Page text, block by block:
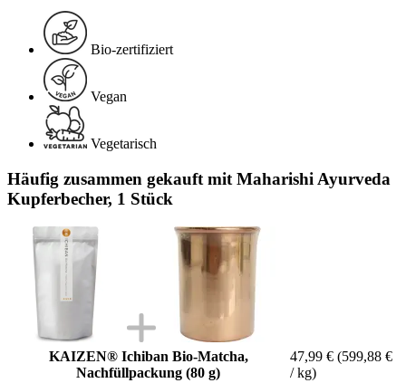
Bio-zertifiziert
Vegan
Vegetarisch
Häufig zusammen gekauft mit Maharishi Ayurveda
Kupferbecher, 1 Stück
KAIZEN® Ichiban Bio-Matcha,
Nachfüllpackung (80 g)
47,99 € (599,88 €
/ kg)